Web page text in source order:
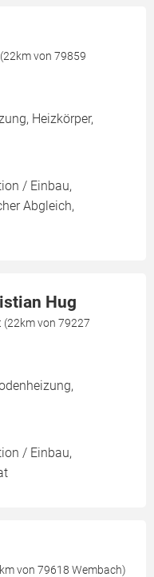
von 79859
Heizkörper,
/ Einbau,
Abgleich,
Hug
(22km von 79227
/ Einbau,
von 79618 Wembach)